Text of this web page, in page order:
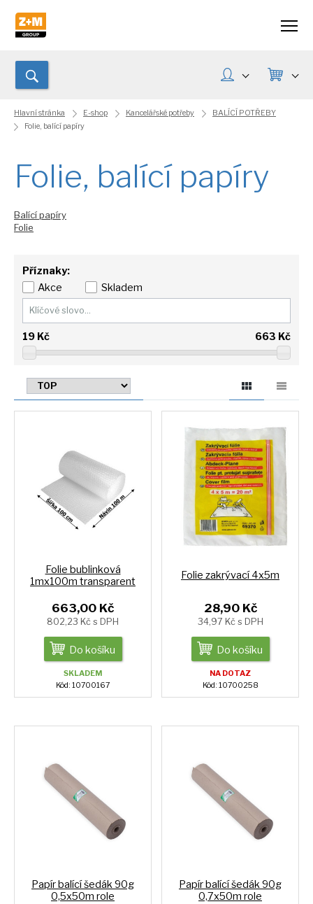
Hlavní stránka E-shop Kancelářské potřeby
BALÍCÍ POTŘEBY
Folie, balící papíry
Folie, balící papíry
Balící papíry
Folie
Příznaky:
Akce
Skladem
19Kč 663 Kč
Folie bublinková
1mx100m transparent
663,00 Kč
802,23 Kč s DPH
Do košíku
SKLADEM
Kód: 10700167
Folie zakrývací 4x5m
28,90 Kč
34,97 Kč s DPH
Do košíku
NA DOTAZ
Kód: 10700258
Papír balící šedák 90g
0,5x50m role
Papír balící šedák 90g
0,7x50m role